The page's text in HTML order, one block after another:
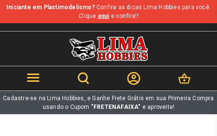
b
Iniciante em Plastimodelismo?Confira as dicas Lima Hobbies para você.
Clique aqui e confira!!
Cadastre-se na Lima Hobbies, e Ganhe Frete Grátis em sua Primeira Compra
usando o Cupom "FRETENAFAIXA" e aproveite!